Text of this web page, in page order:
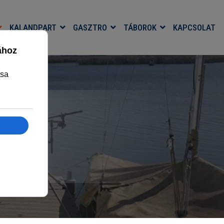
KALANDPART GASZTRO TÁBOROK KAPCSOLAT